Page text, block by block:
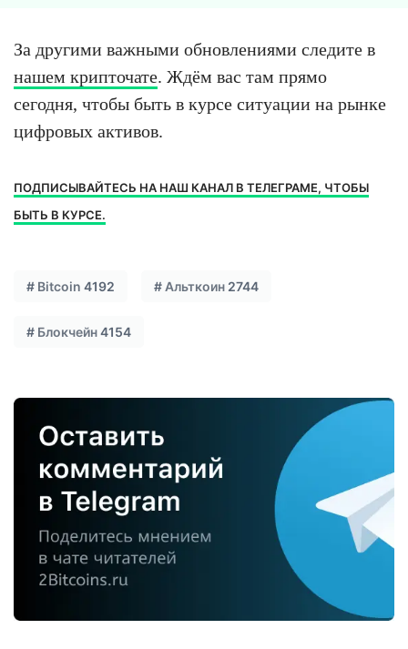
За другими важными обновлениями следите в
нашем крипточате. Ждём вас там прямо
сегодня, чтобы быть в курсе ситуации на рынке
цифровых активов.
ПОДПИСЫВАЙТЕСЬ НА НАШ КАНАЛ В ТЕЛЕГРАМЕ, ЧТОБЫ
БЫТЬ В КУРСЕ.
# Bitcoin 4192 # Альткоин 2744
# Блокчейн4154